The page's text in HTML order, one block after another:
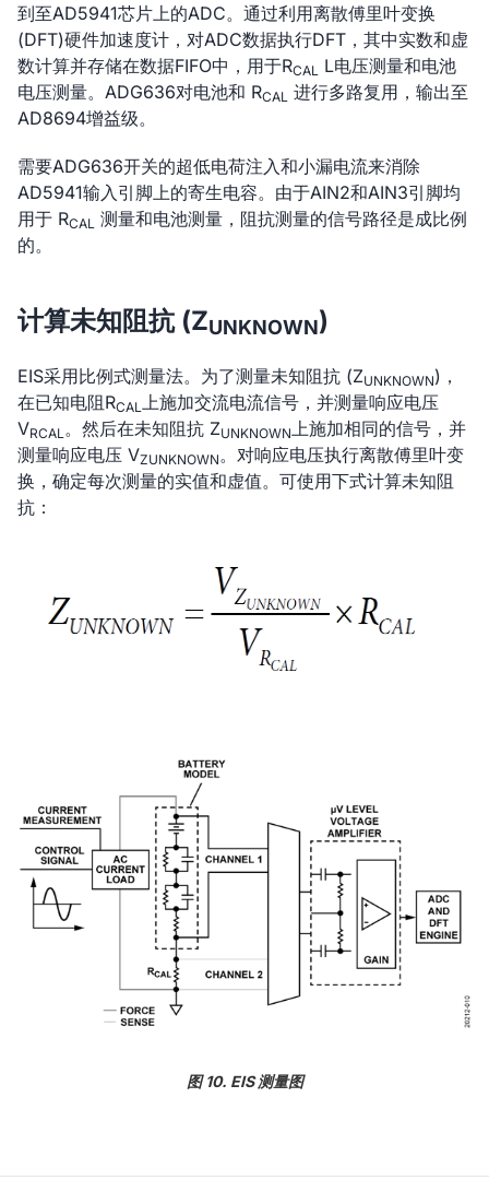
到至AD5941芯片上的ADC。通过利用离散傅里叶变换
(DFT)硬件加速度计，对ADC数据执行DFT，其中实数和虚
数计算并存储在数据FIFO中，用于RCAL
L电压测量和电池
电压测量。ADG636对电池和 RCAL 进行多路复用，输出至
AD8694增益级。
需要ADG636开关的超低电荷注入和小漏电流来消除
AD5941输入引脚上的寄生电容。由于AIN2和AIN3引脚均
用于 RCAL 测量和电池测量，阻抗测量的信号路径是成比例
的。
计算未知阻抗 (ZUNKNOWN)
EIS采用比例式测量法。为了测量未知阻抗 (ZUNKNOWN)，
在已知电阻RCAL
上施加交流电流信号，并测量响应电压
VRCAL 。然后在未知阻抗 ZUNKNOWN 上施加相同的信号，并
测量响应电压 VZUNKNOWN 。对响应电压执行离散傅里叶变
换，确定每次测量的实值和虚值。可使用下式计算未知阻
抗：
图 10. EIS 测量图